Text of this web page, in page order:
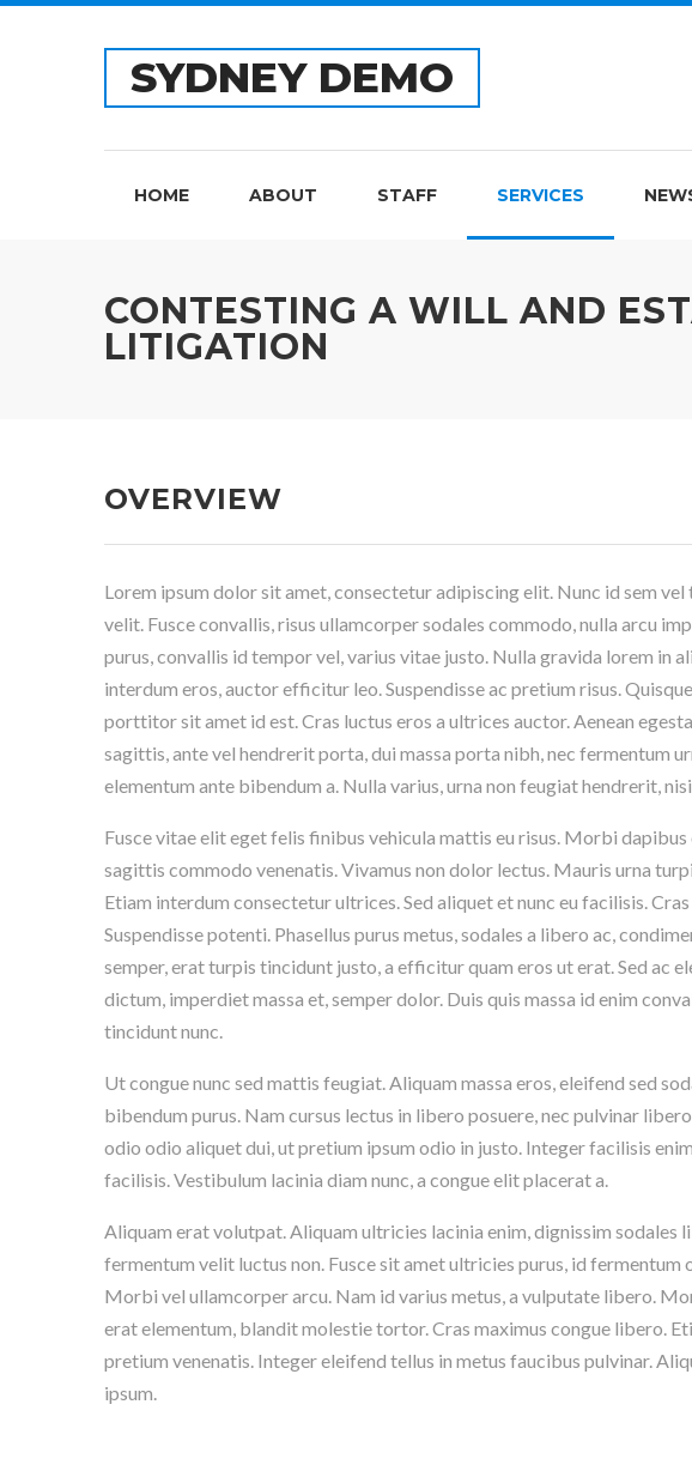
SYDNEY DEMO
HOME ABOUT STAFF SERVICES
CONTESTING A WILL AND
LITIGATION
OVERVIEW
Lorem ipsum dolor sit amet, consectetur adipiscing elit. Nunc id sem
velit. Fusce convallis, risus ullamcorper sodales commodo, nulla arcu
purus, convallis id tempor vel, varius vitae justo. Nulla gravida lorem in
interdum eros, auctor efficitur leo. Suspendisse ac pretium risus.
porttitor sit amet id est. Cras luctus eros a ultrices auctor. Aenean
sagittis, ante vel hendrerit porta, dui massa porta nibh, nec fermentum
elementum ante bibendum a. Nulla varius, urna non feugiat hendrerit,
Fusce vitae elit eget felis finibus vehicula mattis eu risus. Morbi
sagittis commodo venenatis. Vivamus non dolor lectus. Mauris urna
Etiam interdum consectetur ultrices. Sed aliquet et nunc eu facilisis.
Suspendisse potenti. Phasellus purus metus, sodales a libero ac,
semper, erat turpis tincidunt justo, a efficitur quam eros ut erat. Sed ac
dictum, imperdiet massa et, semper dolor. Duis quis massa id enim
tincidunt nunc.
Ut congue nunc sed mattis feugiat. Aliquam massa eros, eleifend sed
bibendum purus. Nam cursus lectus in libero posuere, nec pulvinar
odio odio aliquet dui, ut pretium ipsum odio in justo. Integer facilisis
facilisis. Vestibulum lacinia diam nunc, a congue elit placerat a.
Aliquam erat volutpat. Aliquam ultricies lacinia enim, dignissim
fermentum velit luctus non. Fusce sit amet ultricies purus, id fermentum
Morbi vel ullamcorper arcu. Nam id varius metus, a vulputate libero.
erat elementum, blandit molestie tortor. Cras maximus congue libero.
pretium venenatis. Integer eleifend tellus in metus faucibus pulvinar.
ipsum.